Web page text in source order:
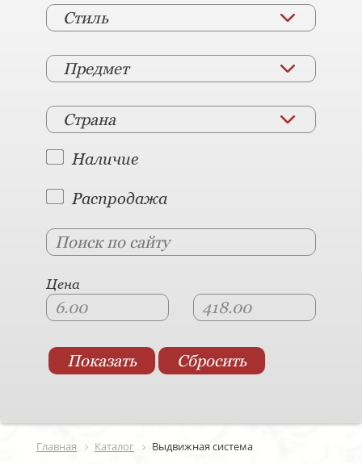
Стиль
Предмет
Страна
Наличие
Распродажа
Цена
Главная Каталог Выдвижная система